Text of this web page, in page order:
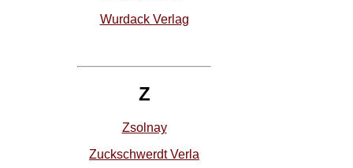
Wurdack Verlag
Z
Zsolnay
Zuckschwerdt Verla